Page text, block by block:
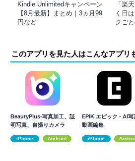
Kindle Unlimitedキャンペーン
【8月最新】まとめ｜3ヵ月99
円など
「楽
く日
クご
このアプリを見た人はこんなアプリ
BeautyPlus-写真加工、証
明写真、自撮りカメラ
iPhone Android
EPIK エピック - AI写
動画編集
iPhone